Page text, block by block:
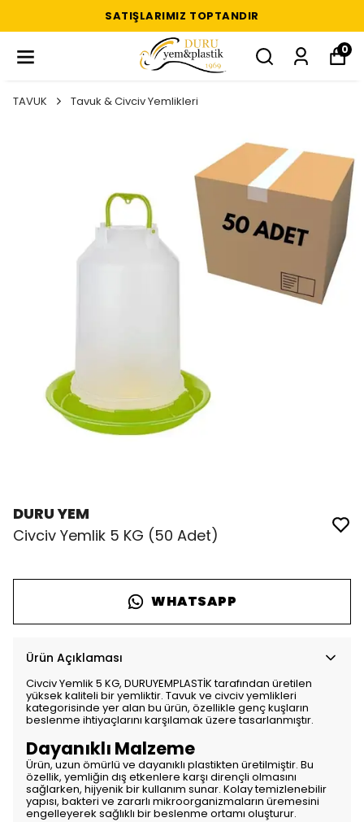
SATIŞLARIMIZ TOPTANDIR
0
TAVUK Tavuk & Civciv Yemlikleri
DURU YEM
Civciv Yemlik 5 KG (50 Adet)
WHATSAPP
Ürün Açıklaması
Civciv Yemlik 5 KG, DURUYEMPLASTİK tarafından üretilen
yüksek kaliteli bir yemliktir. Tavuk ve civciv yemlikleri
kategorisinde yer alan bu ürün, özellikle genç kuşların
beslenme ihtiyaçlarını karşılamak üzere tasarlanmıştır.
Dayanıklı Malzeme
Ürün, uzun ömürlü ve dayanıklı plastikten üretilmiştir. Bu
özellik, yemliğin dış etkenlere karşı dirençli olmasını
sağlarken, hijyenik bir kullanım sunar. Kolay temizlenebilir
yapısı, bakteri ve zararlı mikroorganizmaların üremesini
engelleyerek sağlıklı bir beslenme ortamı oluşturur.